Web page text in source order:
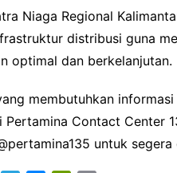
Niaga Regional
distribusi guna
optimal dan berkelanjutan.
membutuhkan
Pertamina Contact Center
untuk